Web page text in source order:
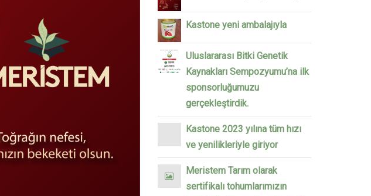
Kastone yeni ambalajıyla
Uluslararası Bitki Genetik
Kaynakları Sempozyumu’na ilk
sponsorluğumuzu
gerçekleştirdik.
Kastone 2023 yılına tüm hızı
ve yenilikleriyle giriyor
Meristem Tarım olarak
sertifikalı tohumlarımızın